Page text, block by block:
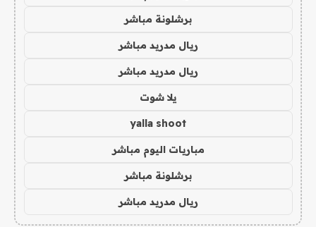
برشلونة مباشر
ريال مدريد مباشر
ريال مدريد مباشر
يلا شوت
yalla shoot
مباريات اليوم مباشر
برشلونة مباشر
ريال مدريد مباشر